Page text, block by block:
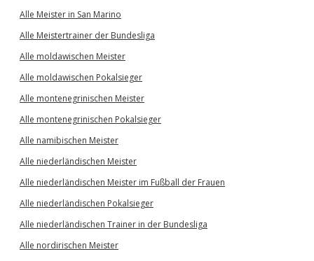
Alle Meister in San Marino
Alle Meistertrainer der Bundesliga
Alle moldawischen Meister
Alle moldawischen Pokalsieger
Alle montenegrinischen Meister
Alle montenegrinischen Pokalsieger
Alle namibischen Meister
Alle niederländischen Meister
Alle niederländischen Meister im Fußball der Frauen
Alle niederländischen Pokalsieger
Alle niederländischen Trainer in der Bundesliga
Alle nordirischen Meister